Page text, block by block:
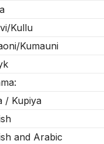
Kullu
Kumauni
/ Kupiya
and Arabic